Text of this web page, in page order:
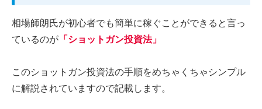
相場師朗氏が初心者でも簡単に稼ぐことができると言っ
ているのが 「ショットガン投資法」
このショットガン投資法の手順をめちゃくちゃシンプル
に解説されていますので記載します。